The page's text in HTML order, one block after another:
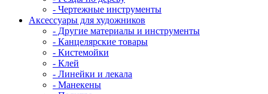
- Чертежные инструменты
Аксессуары для художников
- Другие материалы и инструменты
- Канцелярские товары
- Кистемойки
- Клей
- Линейки и лекала
- Манекены